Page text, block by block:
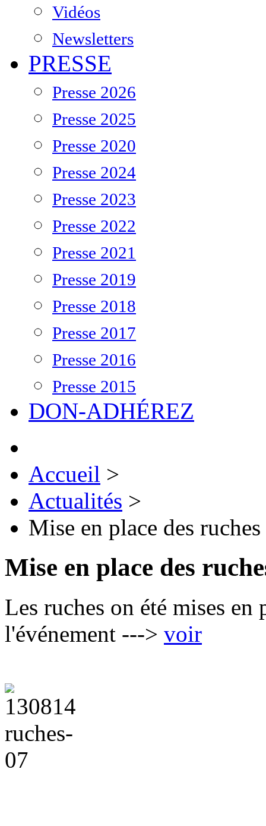
Vidéos
Newsletters
PRESSE
Presse 2026
Presse 2025
Presse 2020
Presse 2024
Presse 2023
Presse 2022
Presse 2021
Presse 2019
Presse 2018
Presse 2017
Presse 2016
Presse 2015
DON-ADHÉREZ
Accueil >
Actualités >
Mise en place des ruches
Mise en place des
Les ruches on été mises
l'événement ---> voir